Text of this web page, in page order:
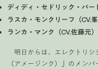
ディディ・セドリック・バー
ラスカ・モンクリーフ（CV.峯
ランカ・マンク（CV.佐藤元）
明日からは、エレクトリシ
（アメージンク）」のメンバ